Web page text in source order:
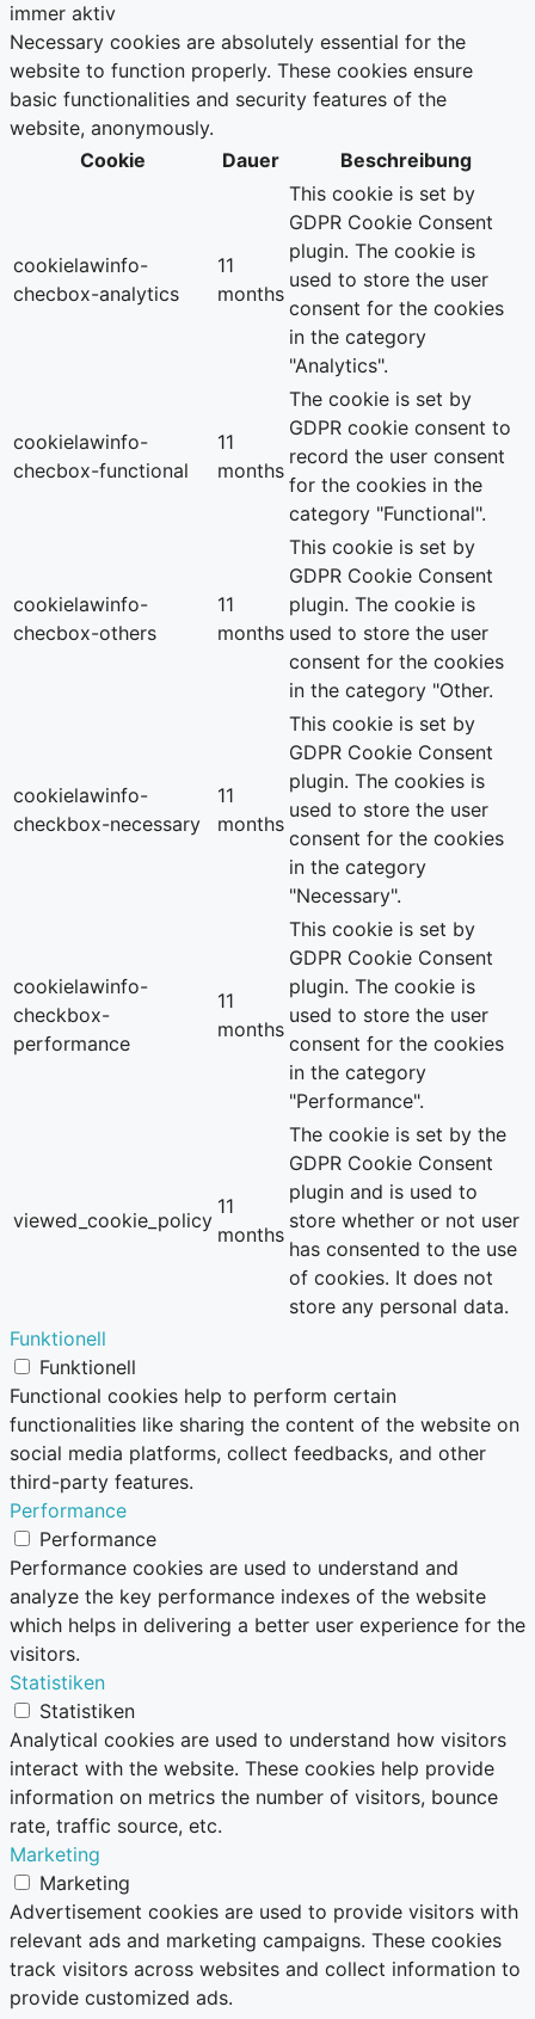
immer aktiv
Necessary cookies are absolutely essential for the
website to function properly. These cookies ensure
basic functionalities and security features of the
website, anonymously.
Cookie
Dauer Beschreibung
cookielawinfo-
checbox-analytics
11
months
This cookie is set by
GDPR Cookie Consent
plugin. The cookie is
used to store the user
consent for the cookies
in the category
"Analytics".
cookielawinfo-
checbox-functional
11
months
The cookie is set by
GDPR cookie consent to
record the user consent
for the cookies in the
category "Functional".
cookielawinfo-
checbox-others
11
months
This cookie is set by
GDPR Cookie Consent
plugin. The cookie is
used to store the user
consent for the cookies
in the category "Other.
cookielawinfo-
checkbox-necessary
11
months
This cookie is set by
GDPR Cookie Consent
plugin. The cookies is
used to store the user
consent for the cookies
in the category
"Necessary".
cookielawinfo-
checkbox-
performance
11
months
This cookie is set by
GDPR Cookie Consent
plugin. The cookie is
used to store the user
consent for the cookies
in the category
"Performance".
viewed_cookie_policy
11
months
The cookie is set by the
GDPR Cookie Consent
plugin and is used to
store whether or not user
has consented to the use
of cookies. It does not
store any personal data.
Funktionell
Funktionell
Functional cookies help to perform certain
functionalities like sharing the content of the website on
social media platforms, collect feedbacks, and other
third-party features.
Performance
Performance
Performance cookies are used to understand and
analyze the key performance indexes of the website
which helps in delivering a better user experience for the
visitors.
Statistiken
Statistiken
Analytical cookies are used to understand how visitors
interact with the website. These cookies help provide
information on metrics the number of visitors, bounce
rate, traffic source, etc.
Marketing
Marketing
Advertisement cookies are used to provide visitors with
relevant ads and marketing campaigns. These cookies
track visitors across websites and collect information to
provide customized ads.